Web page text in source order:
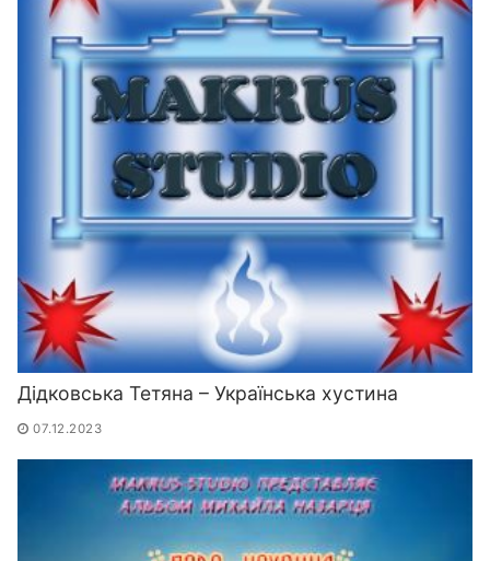
Дідковська Тетяна – Українська хустина
07.12.2023